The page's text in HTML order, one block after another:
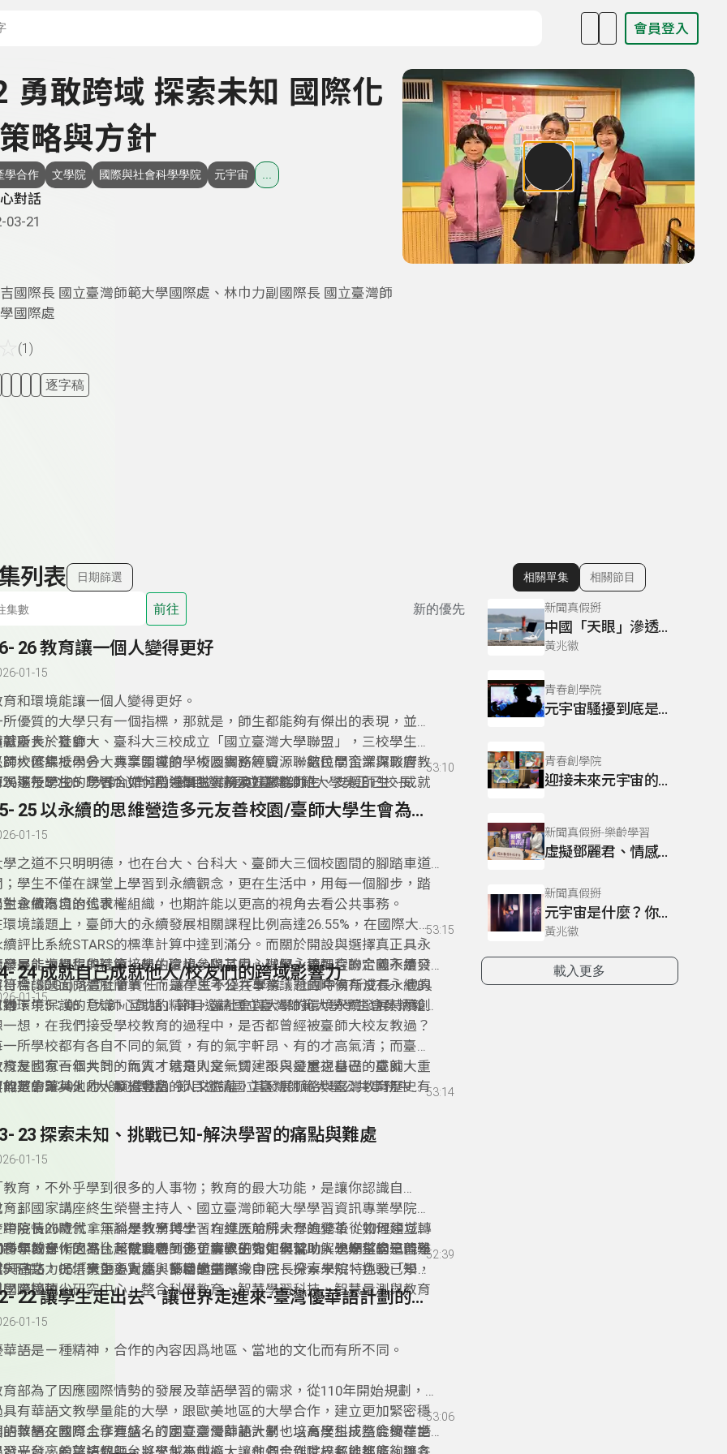
會員登入
勇敢跨域 探索未知 國際化
略與方針
學合作 文學院 國際與社會科學學院 元宇宙
對話
03-21
國際長 國立臺灣師範大學國際處、林巾力副國際長 國立臺灣師
國際處
(1)
逐字稿
列表 日期篩選
前往 新的優先
26 教育讓一個人變得更好
01-15
育和環境能讓一個人變得更好。
所優質的大學只有一個指標，那就是，師生都能夠有傑出的表現，並能
獻所長於社會。
著臺大、臺師大、臺科大三校成立「國立臺灣大學聯盟」，三校學生可
跨校修課抵學分，共享圖書館、校園網路等資源。數位學習深深影響教
現場及學生的學習，如何帶領團隊，扮演好服務師生、支援師生、成就
生的角色，積極培養學生的國際移動力、推動跨域整合，凝聚卓越優質
友力量。
師大匯集校內各大專業領域的學術及實務經驗，聯結民間企業與政府資
，進行跨校、跨界合作，增進學生實務及就業能力。
下午5：05「大師心對話」節目邀請國立臺灣師範大學吳正己校長分
大學人才培育、落實教學創新，搭起臺灣與國際社會的橋樑，將臺灣的
育能量帶向全球，為教育建立新的世紀典範。從臺師大百年來自我超越
數位轉型與時俱進的專業發展歷程，聽見臺灣教育發展的軌跡與藍圖。
53:10
25- 25 以永續的思維營造多元友善校園/臺師大學生會為環境改善盡一份心力
01-15
學之道不只明明德，也在台大、台科大、臺師大三個校園間的腳踏車道
；學生不僅在課堂上學習到永續觀念，更在生活中，用每一個腳步，踏
對永續環境的追求。
生會做為自治代表權組織，也期許能以更高的視角去看公共事務。
環境議題上，臺師大的永續發展相關課程比例高達26.55%，在國際大學
續評比系統STARS的標準計算中達到滿分。而關於開設與選擇真正具永
發展能力課程的環節，學生會也參與其中，理解永續課程的定義不是只
符合議題面向這麼簡單，而是在思考公共事務議題的時候有沒有永續的
維。
學是能讓學生與社會接軌的環境，除了用心辦學，更配合聯合國永續發
目標(SDGs)落實社會責任，讓學生不僅在學業、社團中有所成長，也具
對環境保護的意識、互助的精神，讓社會與大學的環境永續發展持續創
。臺師大有組織完善的永續發展中心與學生會永續發展部門，持續追蹤
關議題，讓永續的重要性能被師生看見，更被世界看見。學生會在校內
求學生權利與福利之際，也能承擔起屬於自己的責任、高舉認同的價
，積極發聲與信念實踐，為環境改善盡一份心力。
下午5：05「大師心對話」節目邀請國立臺灣師範大學學生會吳炳毅、
輝倫會長、學生權利部部長王瑞辰、以及永續組組長陳宏駿，一起分享
與學生會的起心動念，個人的學習轉變，如何代表學生與師長溝通，營
多元友善校園，積極推廣校園永續觀念，倡議「塑可而止」減塑行動、
作蔬食地圖等相關計畫與理念。
53:15
24 成就自己成就他人/校友們的跨域影響力
01-15
一想，在我們接受學校教育的過程中，是否都曾經被臺師大校友教過？
一所學校都有各自不同的氣質，有的氣宇軒昂、有的才高氣清；而臺師
校友也有一個共同的氣質，就是人文氣質，不只是重視自己的成就，重
的是會讓其他的人發光發熱。
育是國家百年大計，而人才培育則是一切建設與發展之基礎。臺師大培
無數的菁英人才、厚植豐富的人文底蘊，其發展脈絡與臺灣教育歷史有
，其中國中校長占全國 34.7%、高中職校長占全國 44.4%、大專院校
長佔全國 12.6%，對臺灣教育有著深遠的影響。
下午5：05「大師心對話」節目邀請國立臺灣師範大學公共事務中心
基金會李遠董事長(作家小野)，台灣童心創意行動協會（DFC台灣）創
人許芯瑋，分享校友在各行各業的跨域影響力，近百年來在教育領域的
勤耕耘，將臺灣的教育能量帶向全球，為教育建立新的世紀典範。
53:14
23 探索未知、挑戰已知-解決學習的痛點與難處
01-15
教育，不外乎學到很多的人事物；教育的最大功能，是讓你認識自
。」
育部國家講座終生榮譽主持人、國立臺灣師範大學學習資訊專業學院蔡
中院長26歲就拿下科學教育博士，在進入哈佛大學進修後從物理領域轉
科學教育，因為比起做實驗，他更喜歡研究如何幫助人學好科學這門學
。
跨疫情的時代，無論是教學與學習均經歷前所未有的變革，如何建立一
跨領域合作的平台，幫助老師更了解學生如何學習，解決學生的學習難
與痛點，提供學生更寬廣與多樣的選擇。
多年的學術之路，蔡院長得到多位貴人的肯定與協助，也期望自己能貢
一己之力，培育更多人才，幫助學生認識自己、探索未知、挑戰已知，
國際接軌。
下午5：05「大師心對話」節目邀請蔡今中院長分享學院特色及「學習
學跨國頂尖研究中心」整合科學教育、智慧學習科技、智慧量測與教育
數據、教育神經科學四大主軸，結合全校能量，解決學習成就落差、提
師資培育品質、提振教育產業等教育議題。
52:39
22- 22 讓學生走出去、讓世界走進來-臺灣優華語計劃的發展與實踐
01-15
華語是ㄧ種精神，合作的內容因爲地區、當地的文化而有所不同。
育部為了因應國際情勢的發展及華語學習的需求，從110年開始規劃，透
具有華語文教學量能的大學，跟歐美地區的大學合作，建立更加緊密穩
的華語文教育合作連結，訂定臺灣優華語計劃。培育學生成為能夠在世
語教學在國際上享有盛名的國立臺灣師範大學也以高度科技整合優華語
53:06
顯示相關單集
相關單集 相關節目
新聞真假掰
中國「天眼」滲透臺灣！「貼牌」陸製監視器遍布台灣街頭，隱私全都露？新科技越炫越好「賣」？
黃兆徽
青春創學院
元宇宙騷擾到底是否構成騷擾？
青春創學院
迎接未來元宇宙的影像設計師
新聞真假掰-樂齡學習
虛擬鄧麗君、情感葬儀社、元宇宙試衣間！
新聞真假掰
元宇宙是什麼？你準備好登入了嗎？沉浸式體驗能增進人類幸福感？AI人工智慧全面擴及生活各層面，有哪些倫理課題？
黃兆徽
載入更多